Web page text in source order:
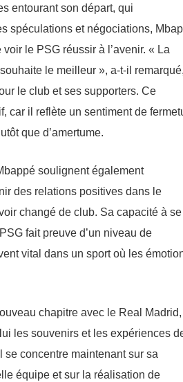
entourant son départ, qui
spéculations et négociations,
le PSG réussir à l’avenir. « La
le meilleur », a-t-il
le club et ses supporters. Ce
car il reflète un sentiment de
que d’amertume.
soulignent également
des relations positives dans le
changé de club. Sa capacité à se
fait preuve d’un niveau de
vital dans un sport où les
chapitre avec le Real Madrid,
les souvenirs et les expériences
se concentre maintenant sur sa
équipe et sur la réalisation de